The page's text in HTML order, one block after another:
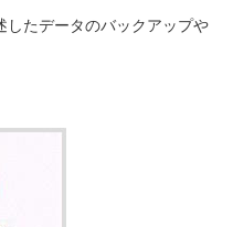
したデータのバックアップや